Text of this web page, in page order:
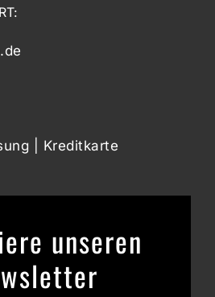
| Kreditkarte
unseren